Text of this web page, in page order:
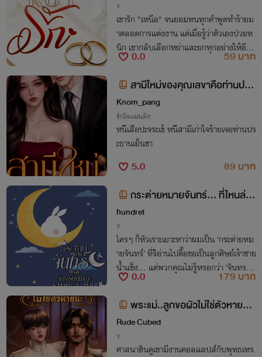
Y
เขารัก "เหนือ" จนยอมทนทุกคำพูดทำร้ายม
าตลอดการแต่งงาน แต่เมื่อรู้ว่าตัวเองป่วยห
นัก เขากลับเลือกหย่าและยกทุกอย่างให้อีกฝ่
ายก่อนจากไป คนที่เคยพูดว่า "จะไปไหนก็ไ
0.0
59 บาท
สามีใหม่ของคุณเลขาคือท่านประ
ธานเย็นชา
Knom_pang
รักโรแมนติก
หนีเสือปะจระเข้ หนีสามีเก่าใจร้ายเจอท่านปร
ะธานเย็นชา
5.0
89 บาท
กระต่ายหมายจันทร์... ที่ไหนล่ะ
จันทร์นั่นแหละหมายกระต่าย! (The
Moon’s Secret Target)
hundret
Y
ใครๆ ก็หัวเราะเยาะหาว่าผมเป็น ‘กระต่ายหม
ายจันทร์’ ที่ริอ่านไปตื๊อขอเป็นลูกศิษย์เจ้าชาย
น้ำแข็ง... แต่พวกคุณไม่รู้หรอกว่า ‘จันทรา’
ผู้แสนเย็นชาคนนั้นนั่นแหละ ที่จ้องจะตะครุบ
0.0
179 บาท
พระแม่..ลูกขอผัวไม่ใช่ตัวหายนะ|
Mpreg (มีE-book)
Rude Cubed
Y
ศาสนาฮินดูเขามีงานคอลแลปส์กับพุทธเหร